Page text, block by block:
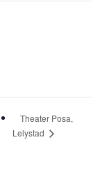
Theater Posa,
Lelystad